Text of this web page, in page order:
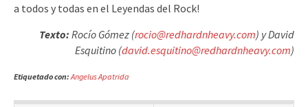
a todos y todas en el Leyendas del Rock!
Texto: Rocío Gómez (rocio@redhardnheavy.com) y David
Esquitino (david.esquitino@redhardnheavy.com)
Etiquetado con: Angelus Apatrida